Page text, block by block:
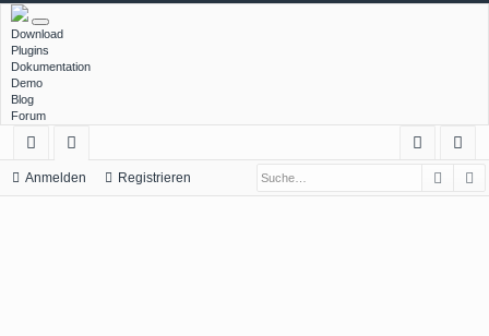
Download
Plugins
Dokumentation
Demo
Blog
Forum
ch
or
Anmelden Registrieren